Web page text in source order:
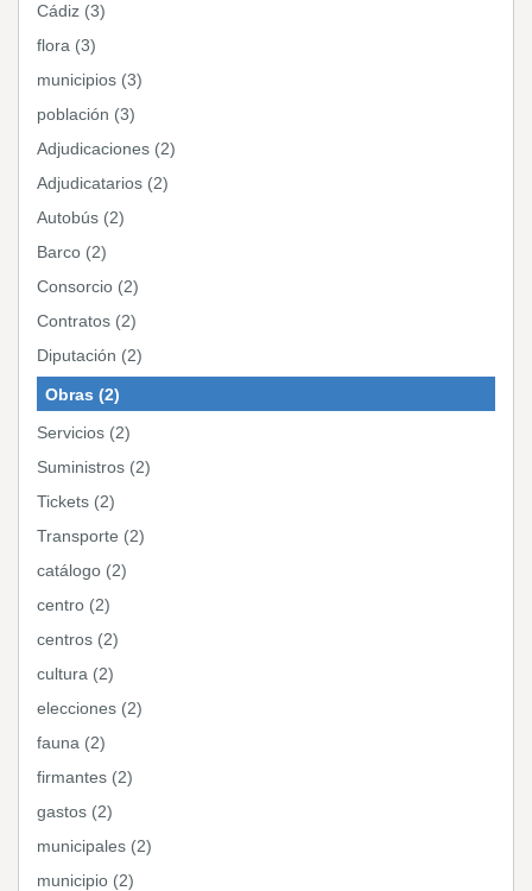
Cádiz (3)
flora (3)
municipios (3)
población (3)
Adjudicaciones (2)
Adjudicatarios (2)
Autobús (2)
Barco (2)
Consorcio (2)
Contratos (2)
Diputación (2)
Obras (2)
Servicios (2)
Suministros (2)
Tickets (2)
Transporte (2)
catálogo (2)
centro (2)
centros (2)
cultura (2)
elecciones (2)
fauna (2)
firmantes (2)
gastos (2)
municipales (2)
municipio (2)